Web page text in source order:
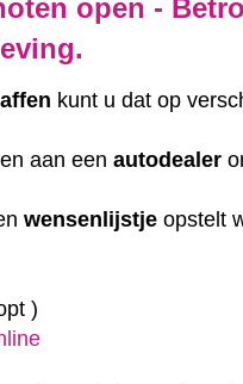
open -
kunt u dat op
aan eenautodealer
wensenlijstje opstelt
)